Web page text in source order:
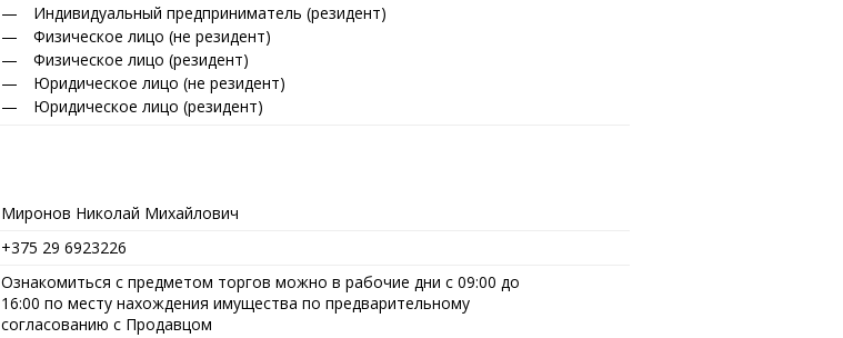
Индивидуальный предприниматель (резидент)
Физическое лицо (не резидент)
Физическое лицо (резидент)
Юридическое лицо (не резидент)
Юридическое лицо (резидент)
Миронов Николай Михайлович
+375 29 6923226
Ознакомиться с предметом торгов можно в рабочие дни с 09:00 до
16:00 по месту нахождения имущества по предварительному
согласованию с Продавцом